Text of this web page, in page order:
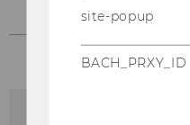
site-popup
BACH_PRXY_ID